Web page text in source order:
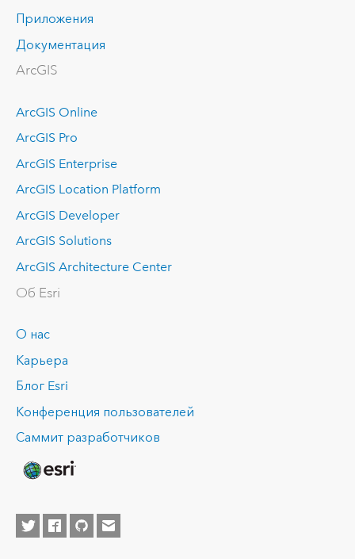
Приложения
Документация
ArcGIS
ArcGIS Online
ArcGIS Pro
ArcGIS Enterprise
ArcGIS Location Platform
ArcGIS Developer
ArcGIS Solutions
ArcGIS Architecture Center
Об Esri
О нас
Карьера
Блог Esri
Конференция пользователей
Саммит разработчиков